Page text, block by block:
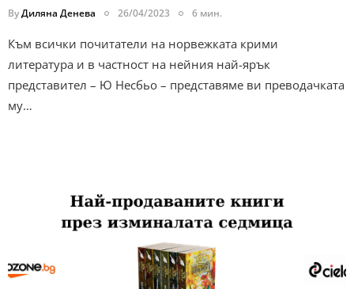
ByДиляна Денева 26/04/2023 6 мин.
Към всички почитатели на норвежката крими
литература и в частност на нейния най-ярък
представител – Ю Несбьо – представяме ви преводачката
му…